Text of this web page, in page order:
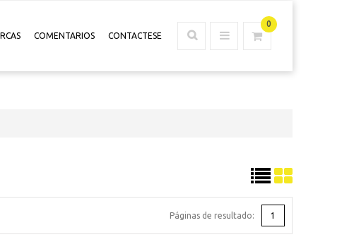
COMENTARIOS CONTACTESE
0
1
Páginas de resultado: